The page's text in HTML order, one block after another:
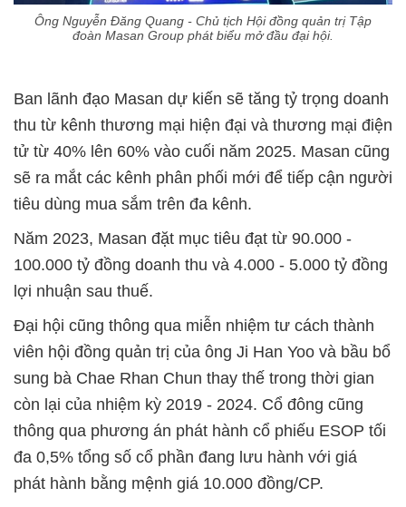
Ông Nguyễn Đăng Quang - Chủ tịch Hội đồng quản trị Tập
đoàn Masan Group phát biểu mở đầu đại hội.
Ban lãnh đạo Masan dự kiến sẽ tăng tỷ trọng doanh
thu từ kênh thương mại hiện đại và thương mại điện
tử từ 40% lên 60% vào cuối năm 2025. Masan cũng
sẽ ra mắt các kênh phân phối mới để tiếp cận người
tiêu dùng mua sắm trên đa kênh.
Năm 2023, Masan đặt mục tiêu đạt từ 90.000 -
100.000 tỷ đồng doanh thu và 4.000 - 5.000 tỷ đồng
lợi nhuận sau thuế.
Đại hội cũng thông qua miễn nhiệm tư cách thành
viên hội đồng quản trị của ông Ji Han Yoo và bầu bổ
sung bà Chae Rhan Chun thay thế trong thời gian
còn lại của nhiệm kỳ 2019 - 2024. Cổ đông cũng
thông qua phương án phát hành cổ phiếu ESOP tối
đa 0,5% tổng số cổ phần đang lưu hành với giá
phát hành bằng mệnh giá 10.000 đồng/CP.